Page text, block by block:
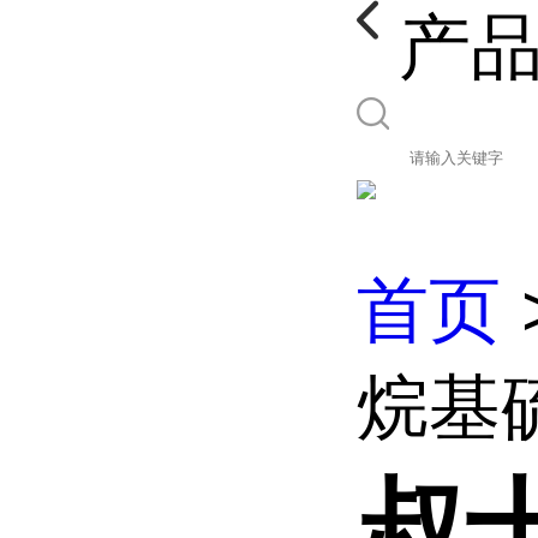
产
首页
烷基